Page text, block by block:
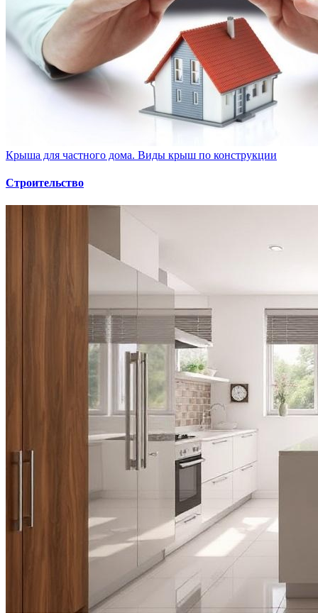
Крыша для частного дома. Виды крыш по конструкции
Строительство